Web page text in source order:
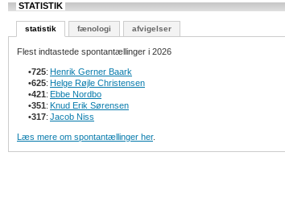
STATISTIK
statistik fænologi afvigelser
Flest indtastede spontantællinger i 2026
•725: Henrik Gerner Baark
•625: Helge Røjle Christensen
•421: Ebbe Nordbo
•351: Knud Erik Sørensen
•317: Jacob Niss
Læs mere om spontantællinger her.